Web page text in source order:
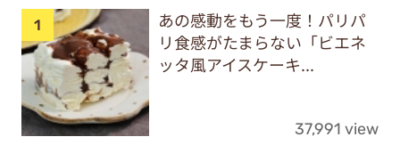
あの感動をもう一度！パリパ
リ食感がたまらない「ビエネ
ッタ風アイスケーキ...
37,991 view